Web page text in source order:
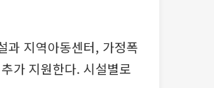
과 지역아동센터, 가정폭
가 지원한다. 시설별로